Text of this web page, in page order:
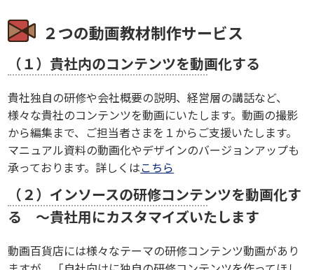
２つの動画教材制作サービス
（１）貴社内のコンテンツを動画化する
貴社独自の研修や会社概要の説明、経営層の講話など、
様々な貴社のコンテンツを動画にいたします。動画の撮影
から編集まで、ご担当者さまを１からご支援いたします。
マニュアル資料の動画化やデザインのバージョンアップも
承っております。詳しくはこちら
（２）インソースの研修コンテンツを動画化す
る ～貴社用にカスタマイズいたします
動画百貨店には様々なテーマの研修コンテンツ動画があり